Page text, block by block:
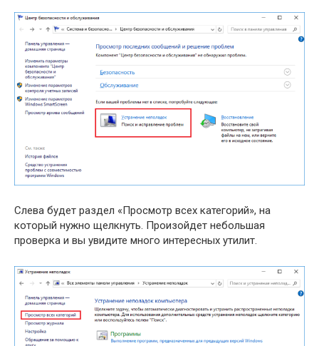
Слева будет раздел «Просмотр всех категорий», на
который нужно щелкнуть. Произойдет небольшая
проверка и вы увидите много интересных утилит.